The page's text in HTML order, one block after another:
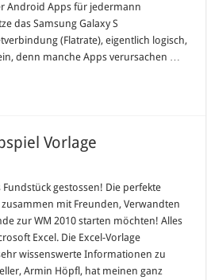
Android Apps für jedermann
das Samsung Galaxy S
(Flatrate), eigentlich logisch,
denn manche Apps verursachen …
Vorlage
gestossen! Die perfekte
mit Freunden, Verwandten
zur WM 2010 starten möchten! Alles
Excel. Die Excel-Vorlage
wissenswerte Informationen zu
Armin Höpfl, hat meinen ganz